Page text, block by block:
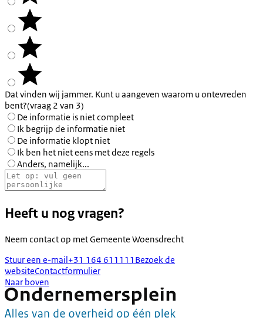
Dat vinden wij jammer. Kunt u aangeven waarom u ontevreden
bent?(vraag 2 van 3)
De informatie is niet compleet
Ik begrijp de informatie niet
De informatie klopt niet
Ik ben het niet eens met deze regels
Anders, namelijk...
Heeft u nog vragen?
Neem contact op metGemeente Woensdrecht
Stuur een e-mail +31 164 611111 Bezoek de
websiteContactformulier
Naar boven